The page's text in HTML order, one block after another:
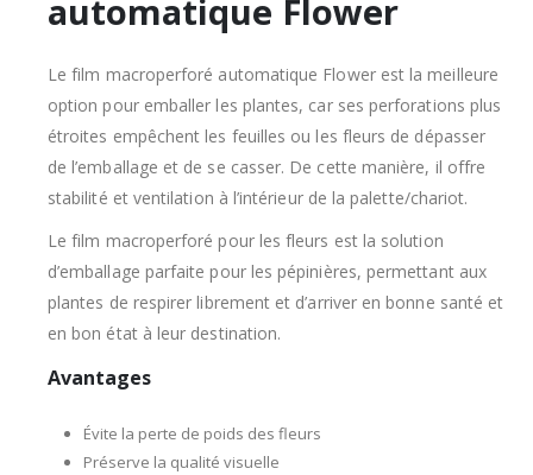
automatique Flower
Le film macroperforé automatique Flower est la meilleure
option pour emballer les plantes, car ses perforations plus
étroites empêchent les feuilles ou les fleurs de dépasser
de l’emballage et de se casser. De cette manière, il offre
stabilité et ventilation à l’intérieur de la palette/chariot.
Le film macroperforé pour les fleurs est la solution
d’emballage parfaite pour les pépinières, permettant aux
plantes de respirer librement et d’arriver en bonne santé et
en bon état à leur destination.
Avantages
Évite la perte de poids des fleurs
Préserve la qualité visuelle